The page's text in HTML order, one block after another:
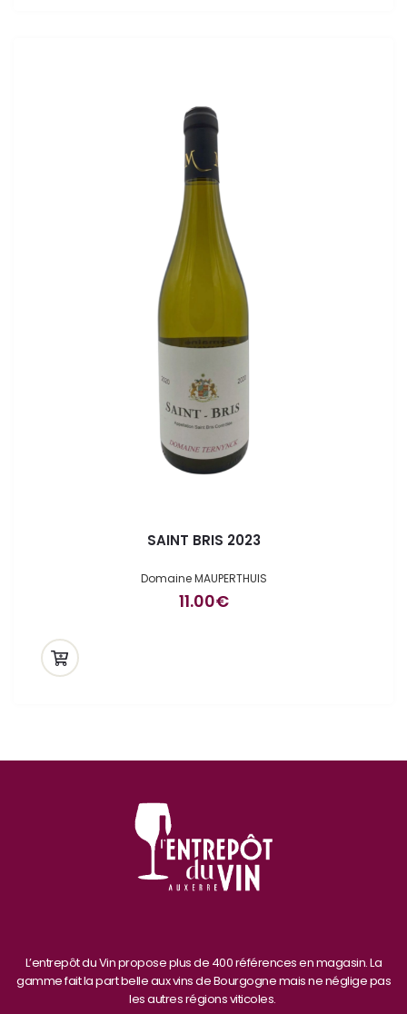
SAINT BRIS 2023
Domaine MAUPERTHUIS
11.00€
L’entrepôt du Vin propose plus de 400 références en magasin. La
gamme fait la part belle aux vins de Bourgogne mais ne néglige pas
les autres régions viticoles.